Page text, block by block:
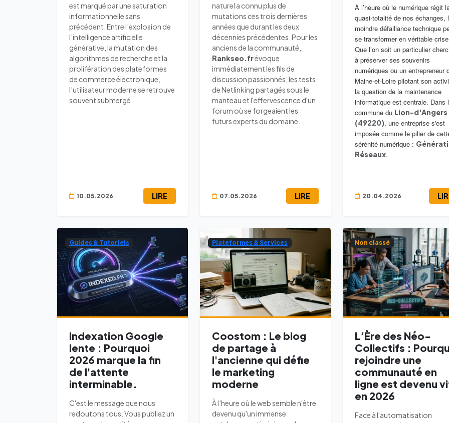
est marqué par une saturation
informationnelle sans
précédent. Entre l’explosion de
l’intelligence artificielle
générative, la mutation des
algorithmes de recherche et la
prolifération des plateformes
de commerce électronique,
l’utilisateur moderne se retrouve
souvent submergé.
10.05.2026 LIRE
naturel a connu plus de
mutations ces trois dernières
années que durant les deux
décennies précédentes. Pour les
anciens de la communauté,
Rankseo.frévoque
immédiatement les fils de
discussion passionnés, les tests
de Netlinking partagés sous le
manteau et l'effervescence d'un
forum où se forgeaient les
futurs experts du domaine.
07.05.2026 LIRE
À l’heure où le numérique régit
quasi-totalité de nos échanges,
moindre défaillance technique
se transformer en véritable
Que l’on soit un particulier
à préserver ses souvenirs
numériques ou un entrepreneur
Maine-et-Loire pilotant son
la question de la maintenance
informatique est centrale. Dans
commune du Lion-d'Angers
(49220), une entreprise s'est
imposée comme le pilier de
sérénité numérique :
Réseaux.
20.04.2026
Guides & Tutoriels
Indexation Google
lente : Pourquoi
2026 marque la fin
de l'attente
interminable.
C'est le message que nous
redoutons tous. Vous publiez un
Plateformes & Services
Coostom : Le blog
de partage à
l'ancienne qui défie
le marketing
moderne
À l’heure où le web semble n'être
devenu qu'un immense
Non classé
L’Ère des Néo-
Collectifs :
rejoindre une
communauté en
ligne est devenu
en 2026
Face à l'automatisation